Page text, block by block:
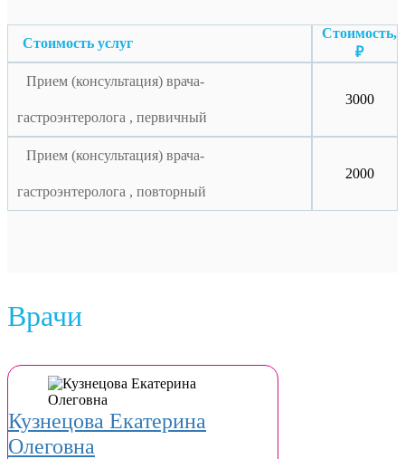
Стоимость услуг
Стоимость,
₽
Прием (консультация) врача-
гастроэнтеролога , первичный
3000
Прием (консультация) врача-
гастроэнтеролога , повторный
2000
Врачи
Кузнецова Екатерина
Олеговна